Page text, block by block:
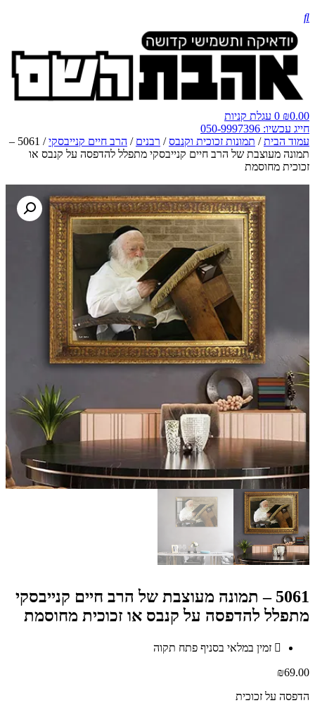
₪0.00
0 עגלת קניות
חייג עכשיו: 050-9997396
עמוד הבית/ תמונות זכוכית וקנבס/ רבנים / הרב חיים קנייבסקי
/ 5061 –
תמונה מעוצבת של הרב חיים קנייבסקי מתפלל להדפסה על קנבס או
זכוכית מחוסמת
5061 – תמונה מעוצבת של הרב חיים קנייבסקי
מתפלל להדפסה על קנבס או זכוכית מחוסמת
זמין במלאי בסניף פתח תקוה
₪69.00
הדפסה על זכוכית